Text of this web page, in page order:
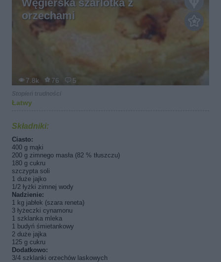
Węgierska szarlotka z
orzechami
7.8k 76 5
Łatwy
Składniki:
Ciasto:
400 g mąki
200 g zimnego masła (82 % tłuszczu)
180 g cukru
szczypta soli
1 duże jajko
1/2 łyżki zimnej wody
Nadzienie:
1 kg jabłek (szara reneta)
3 łyżeczki cynamonu
1 szklanka mleka
1 budyń śmietankowy
2 duże jajka
125 g cukru
Dodatkowo:
3/4 szklanki orzechów laskowych